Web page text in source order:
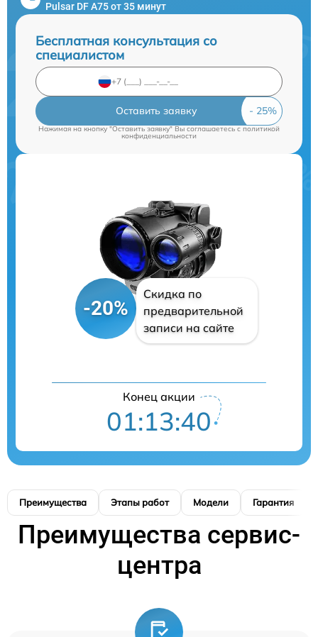
Pulsar DF A75 от 35 минут
Бесплатная консультация со
специалистом
Оставить заявку
Нажимая на кнопку "Оставить заявку" Вы соглашаетесь cполитикой
конфиденциальности
-20%
Скидка по
предварительной
записи на сайте
Конец акции
01:13:39
Преимущества Этапы работ Модели Гарантия
Преимущества сервис-
центра